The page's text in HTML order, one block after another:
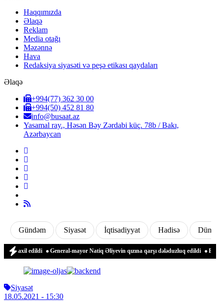
Haqqımızda
Əlaqə
Reklam
Media otağı
Məzənnə
Hava
Redaksiya siyasəti və peşə etikası qaydaları
Əlaqə
+994(77) 362 30 00
+994(50) 452 81 80
info@busaat.az
Yasamal ray., Həsən Bəy Zərdabi küç. 78b / Bakı,
Azərbaycan
Gündəm Siyasət İqtisadiyyat Hadisə Dünya
daxil edildi General-mayor Natiq Əliyevin qızına qarşı dələduzluq edildi Evinə
Siyasət
18.05.2021 - 15:30